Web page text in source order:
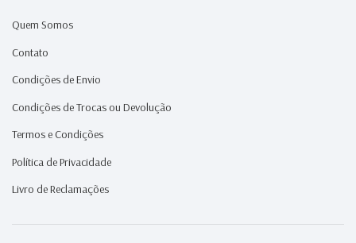
Quem Somos
Contato
Condições de Envio
Condições de Trocas ou Devolução
Termos e Condições
Política de Privacidade
Livro de Reclamações